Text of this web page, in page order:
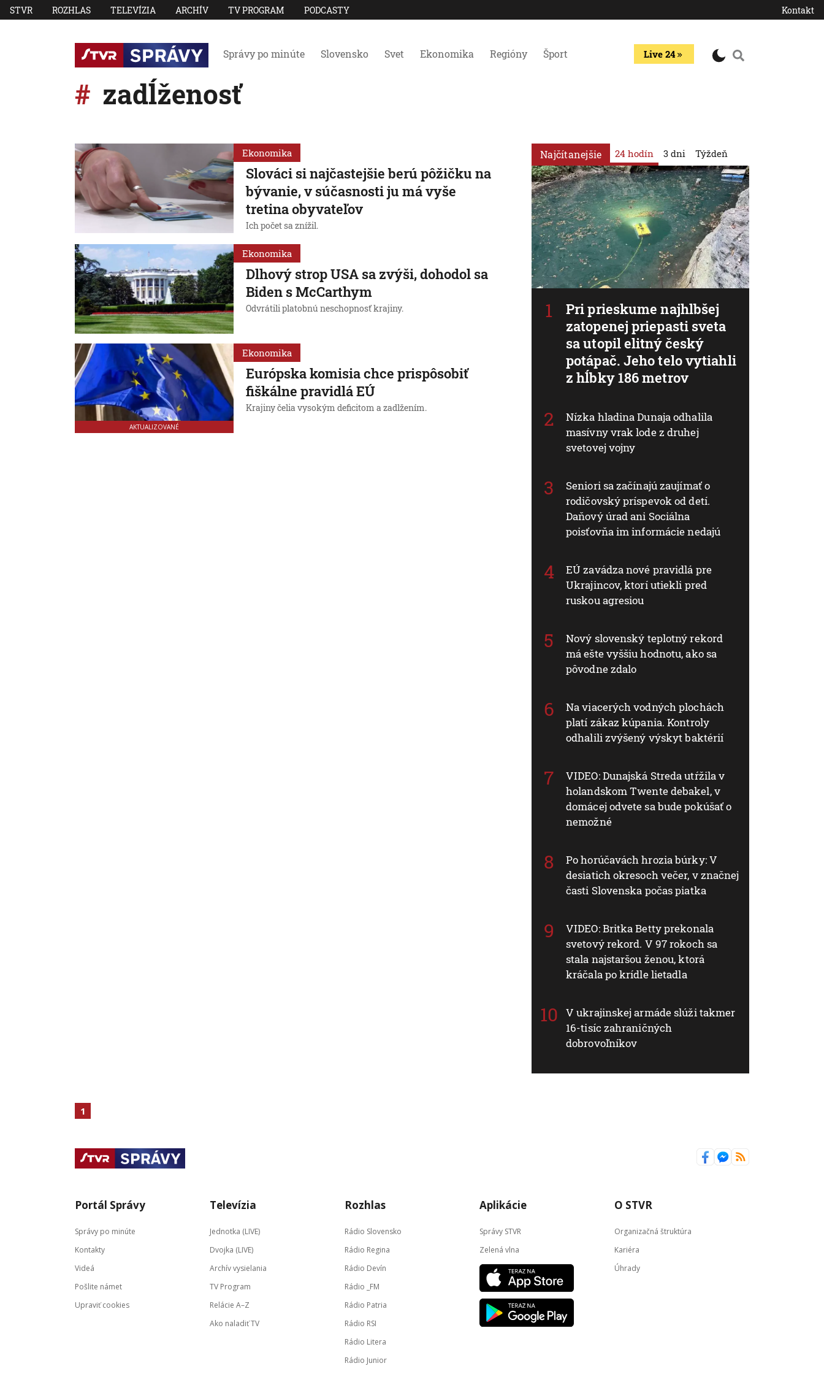
STVR ROZHLAS TELEVÍZIA ARCHÍV TV PROGRAM PODCASTY Kontakt
Správy po minúte Slovensko Svet Ekonomika Regióny Šport Live 24
zadĺženosť
Ekonomika
Slováci si najčastejšie berú pôžičku na
bývanie, v súčasnosti ju má vyše
tretina obyvateľov
Ich počet sa znížil.
Ekonomika
Dlhový strop USA sa zvýši, dohodol sa
Biden s McCarthym
Odvrátili platobnú neschopnosť krajiny.
AKTUALIZOVANÉ
Ekonomika
Európska komisia chce prispôsobiť
fiškálne pravidlá EÚ
Krajiny čelia vysokým deficitom a zadlžením.
Najčítanejšie 24 hodín
Pri prieskume najhlbšej
zatopenej priepasti sveta
sa utopil elitný český
potápač. Jeho telo vytiahli
z hĺbky 186 metrov
Nízka hladina Dunaja odhalila
masívny vrak lode z druhej
svetovej vojny
Seniori sa začínajú zaujímať o
rodičovský príspevok od detí.
Daňový úrad ani Sociálna
poisťovňa im informácie nedajú
EÚ zavádza nové pravidlá pre
Ukrajincov, ktorí utiekli pred
ruskou agresiou
Nový slovenský teplotný rekord
má ešte vyššiu hodnotu, ako sa
pôvodne zdalo
Na viacerých vodných plochách
platí zákaz kúpania. Kontroly
odhalili zvýšený výskyt baktérií
VIDEO: Dunajská Streda utŕžila v
holandskom Twente debakel, v
domácej odvete sa bude pokúšať o
nemožné
Po horúčavách hrozia búrky: V
desiatich okresoch večer, v značnej
časti Slovenska počas piatka
VIDEO: Britka Betty prekonala
svetový rekord. V 97 rokoch sa
stala najstaršou ženou, ktorá
kráčala po krídle lietadla
V ukrajinskej armáde slúži takmer
16-tisíc zahraničných
dobrovoľníkov
3 dni Týždeň
1
Portál Správy
Správy po minúte
Kontakty
Videá
Pošlite námet
Upraviť cookies
Televízia
Jednotka (LIVE)
Dvojka (LIVE)
Archív vysielania
TV Program
Relácie A–Z
Ako naladiť TV
Rozhlas
Rádio Slovensko
Rádio Regina
Rádio Devín
Rádio _FM
Rádio Patria
Rádio RSI
Rádio Litera
Rádio Junior
Aplikácie
Správy STVR
Zelená vlna
O STVR
Organizačná štruktúra
Kariéra
Úhrady